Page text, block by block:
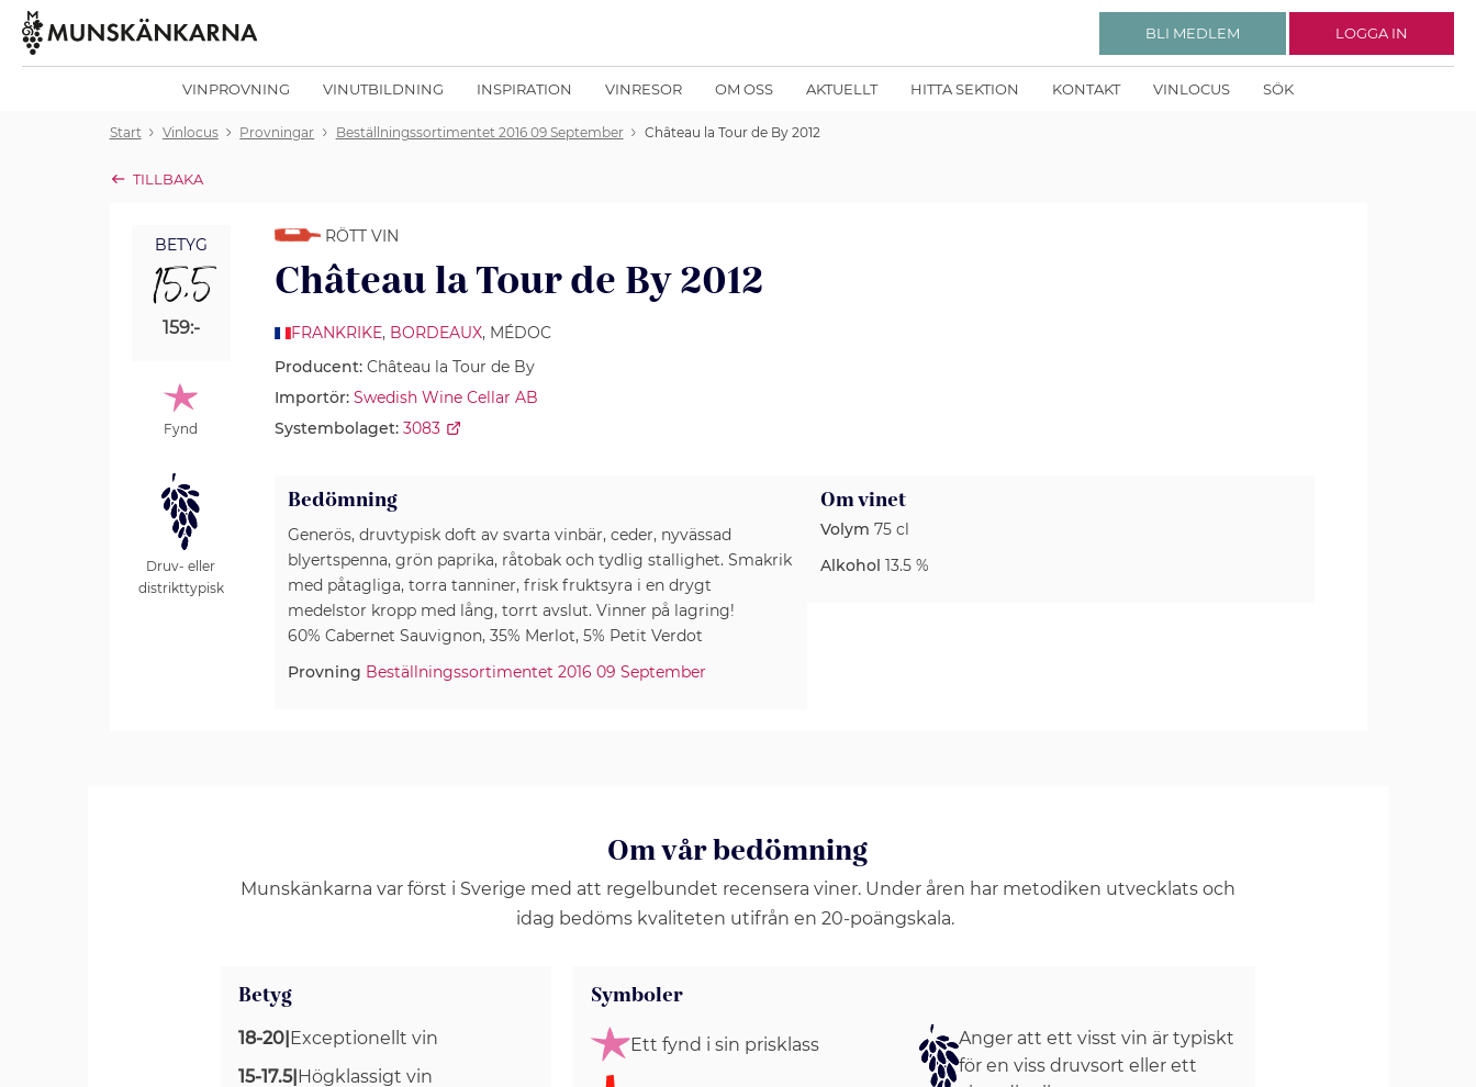
VINPROVNING VINUTBILDNING INSPIRATION VINRESOR OM OSS AKTUELLT HITTA SEKTION KONTAKT VINLOCUS SÖK
BLI MEDLEM LOGGA IN
Start Vinlocus Provningar Beställningssortimentet 2016 09 September Château la Tour de By 2012
TILLBAKA
BETYG
15,5
159:-
Fynd
Druv- eller
distrikttypisk
RÖTT VIN
Château la Tour de By 2012
FRANKRIKE, BORDEAUX, MÉDOC
Producent:Château la Tour de By
Importör: Swedish Wine Cellar AB
Systembolaget: 3083
Bedömning
Generös, druvtypisk doft av svarta vinbär, ceder, nyvässad
blyertspenna, grön paprika, råtobak och tydlig stallighet. Smakrik
med påtagliga, torra tanniner, frisk fruktsyra i en drygt
medelstor kropp med lång, torrt avslut. Vinner på lagring!
60% Cabernet Sauvignon, 35% Merlot, 5% Petit Verdot
Provning Beställningssortimentet 2016 09 September
Om vinet
Volym 75 cl
Alkohol 13.5 %
Om vår bedömning
Munskänkarna var först i Sverige med att regelbundet recensera viner. Under åren har metodiken utvecklats och
idag bedöms kvaliteten utifrån en 20-poängskala.
Betyg
18-20|Exceptionellt vin
15-17.5|Högklassigt vin
Symboler
Ett fynd i sin prisklass
Anger att ett visst vin är typiskt
för en viss druvsort eller ett